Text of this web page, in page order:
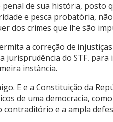
de sua história, posto
e pesca probatória,
dos crimes que lhe são
a correção de
jurisprudência do STF,
instância.
E e a Constituição da
de uma democracia,
contraditório e a ampla